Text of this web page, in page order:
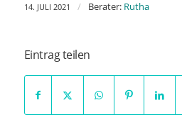
14. JULI 2021 / Berater: Rutha
Eintrag teilen